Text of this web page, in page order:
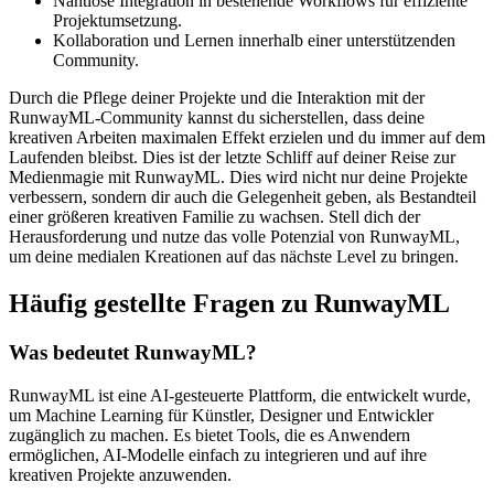
Projektumsetzung.
Kollaboration und Lernen innerhalb einer unterstützenden
Community.
Durch die Pflege deiner Projekte und die Interaktion mit der
RunwayML-Community kannst du sicherstellen, dass deine
kreativen Arbeiten maximalen Effekt erzielen und du immer auf dem
Laufenden bleibst. Dies ist der letzte Schliff auf deiner Reise zur
Medienmagie mit RunwayML. Dies wird nicht nur deine Projekte
verbessern, sondern dir auch die Gelegenheit geben, als Bestandteil
einer größeren kreativen Familie zu wachsen. Stell dich der
Herausforderung und nutze das volle Potenzial von RunwayML,
um deine medialen Kreationen auf das nächste Level zu bringen.
Häufig gestellte Fragen zu RunwayML
Was bedeutet RunwayML?
RunwayML ist eine AI-gesteuerte Plattform, die entwickelt wurde,
um Machine Learning für Künstler, Designer und Entwickler
zugänglich zu machen. Es bietet Tools, die es Anwendern
ermöglichen, AI-Modelle einfach zu integrieren und auf ihre
kreativen Projekte anzuwenden.